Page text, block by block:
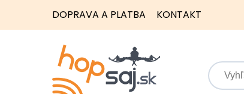
DOPRAVA A PLATBA KONTAKT